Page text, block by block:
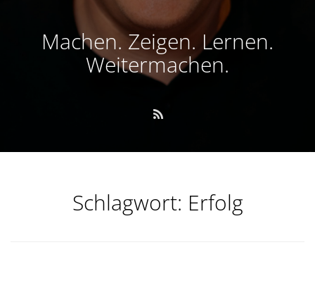
Machen. Zeigen. Lernen.
Weitermachen.
Schlagwort: Erfolg